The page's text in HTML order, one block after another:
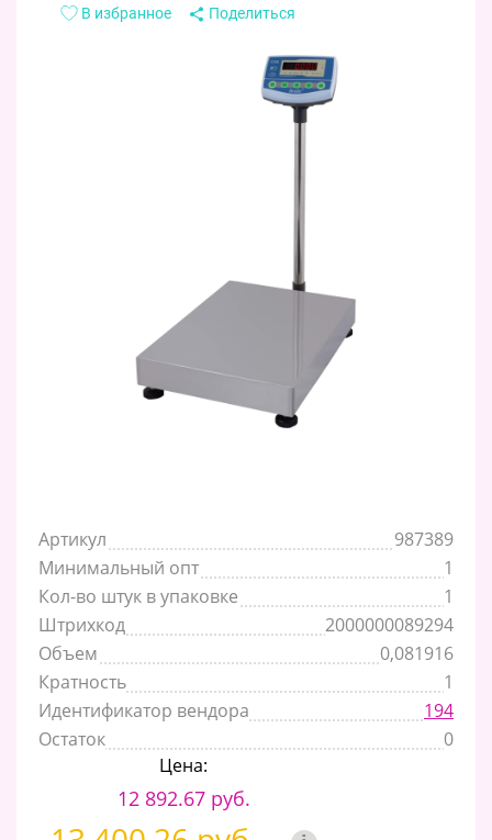
В избранное
Поделиться
Артикул
987389
Минимальный опт
1
Кол-во штук в упаковке
1
Штрихкод
2000000089294
Объем
0,081916
Кратность
1
Идентификатор вендора
194
Остаток
0
Цена:
12 892.67 руб.